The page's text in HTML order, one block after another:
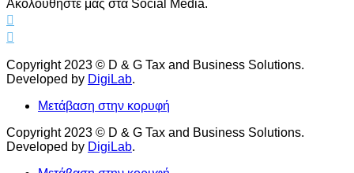
Ακολουθήστε μας στα Social Media.
Copyright 2023 © D & G Tax and Business Solutions.
Developed by DigiLab.
Μετάβαση στην κορυφή
Copyright 2023 © D & G Tax and Business Solutions.
Developed by DigiLab.